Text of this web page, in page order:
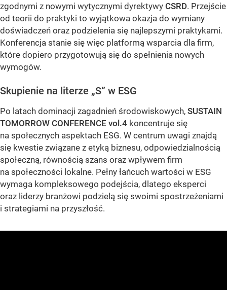
zgodnymi z nowymi wytycznymi dyrektywy CSRD. Przejście
od teorii do praktyki to wyjątkowa okazja do wymiany
doświadczeń oraz podzielenia się najlepszymi praktykami.
Konferencja stanie się więc platformą wsparcia dla firm,
które dopiero przygotowują się do spełnienia nowych
wymogów.
Skupienie na literze „S” w ESG
Po latach dominacji zagadnień środowiskowych, SUSTAIN
TOMORROW CONFERENCE vol.4 koncentruje się
na społecznych aspektach ESG. W centrum uwagi znajdą
się kwestie związane z etyką biznesu, odpowiedzialnością
społeczną, równością szans oraz wpływem firm
na społeczności lokalne. Pełny łańcuch wartości w ESG
wymaga kompleksowego podejścia, dlatego eksperci
oraz liderzy branżowi podzielą się swoimi spostrzeżeniami
i strategiami na przyszłość.